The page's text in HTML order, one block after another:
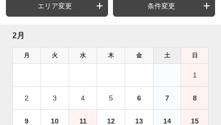
エリア変更 条件変更
2月
月 火 水 木 金 土 日
1
2 3 4 5 6 7 8
9 10 11 12 13 14 15